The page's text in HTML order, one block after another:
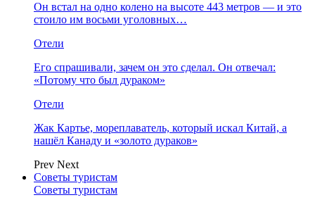
Он встал на одно колено на высоте 443 метров — и это
стоило им восьми уголовных…
Отели
Его спрашивали, зачем он это сделал. Он отвечал:
«Потому что был дураком»
Отели
Жак Картье, мореплаватель, который искал Китай, а
нашёл Канаду и «золото дураков»
Prev Next
Советы туристам
Советы туристам